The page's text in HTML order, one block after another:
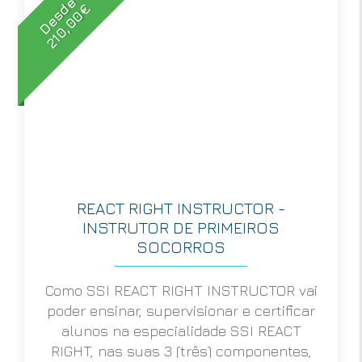
Desde
210,00€
REACT RIGHT INSTRUCTOR -
INSTRUTOR DE PRIMEIROS
SOCORROS
Como SSI REACT RIGHT INSTRUCTOR vai
poder ensinar, supervisionar e certificar
alunos na especialidade SSI REACT
RIGHT, nas suas 3 (três) componentes,